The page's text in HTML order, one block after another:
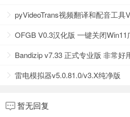
pyVideoTrans视频翻译和配音工具
OFGB V0.3汉化版 一键关闭Win11
Bandizip v7.33 正式专业版 非常好
雷电模拟器v5.0.81.0/v3.X纯净版
暂无回复